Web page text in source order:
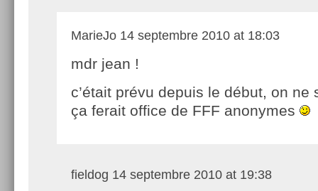
MarieJo 14 septembre 2010 at 18:03
mdr jean !
c’était prévu depuis le début, on ne
ça ferait office de FFF anonymes
fieldog 14 septembre 2010 at 19:38